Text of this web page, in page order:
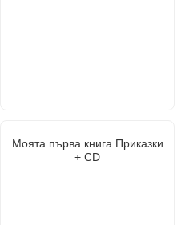
Моята първа книга Приказки
+ CD